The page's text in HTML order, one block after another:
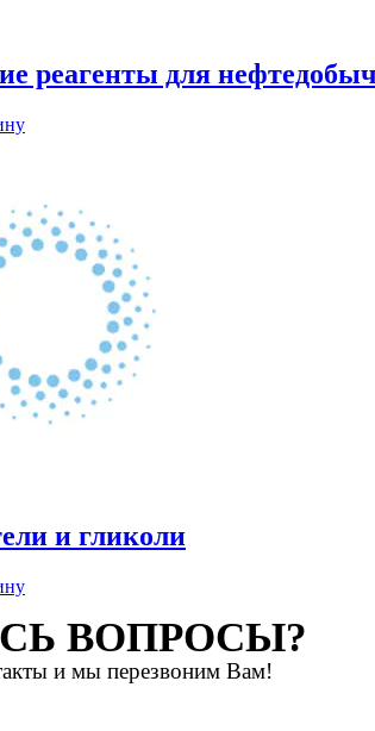
реагенты для
и гликоли
ВОПРОСЫ?
и мы перезвоним Вам!